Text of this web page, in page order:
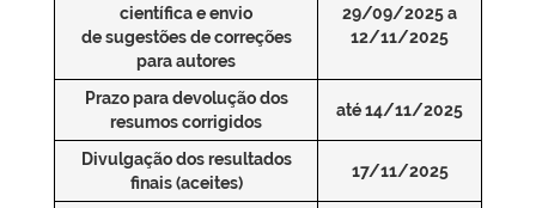
científica e envio
de sugestões de correções
para autores
29/09/2025 a
12/11/2025
Prazo para devolução dos
resumos corrigidos
até 14/11/2025
Divulgação dos resultados
finais (aceites)
17/11/2025